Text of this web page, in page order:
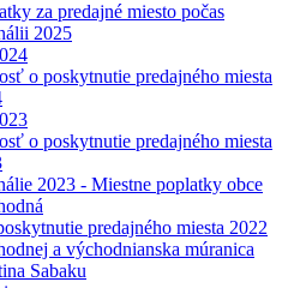
za predajné miesto počas
2025
o poskytnutie predajného miesta
o poskytnutie predajného miesta
2023 - Miestne poplatky obce
predajného miesta 2022
a východnianska múranica
Sabaku